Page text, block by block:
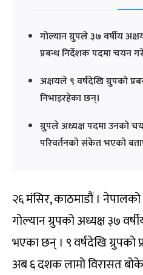
गोल्यान ग्रुपले ३७ वर्षीय
प्रबन्ध निर्देशक पदमा चयन
अक्षयले ९ वर्षदेखि ग्रुपको
निभाइरहेका छन्।
ग्रुपले अध्यक्ष पदमा उनको
परिवर्तनको संकेत भएको
२६ मंसिर, काठमाडौं । नेपालको
गोल्यान ग्रुपको अध्यक्ष ३७
भएका छन् । ९ वर्षदेखि ग्रुपको
अब ६ दशक लामो विरासत